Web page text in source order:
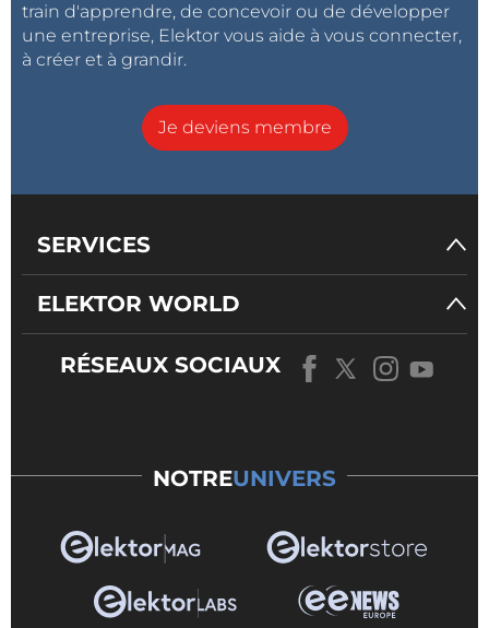
train d'apprendre, de concevoir ou de développer
une entreprise, Elektor vous aide à vous connecter,
à créer et à grandir.
Je deviens membre
SERVICES
ELEKTOR WORLD
RÉSEAUX SOCIAUX
NOTREUNIVERS